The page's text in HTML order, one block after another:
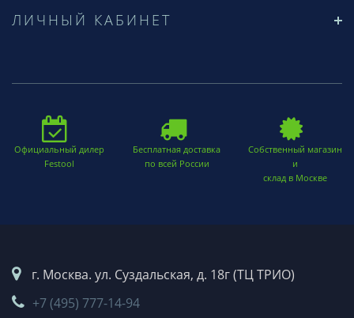
ЛИЧНЫЙ КАБИНЕТ
Официальный дилер
Festool
Бесплатная доставка
по всей России
Собственный магазин
и
склад в Москве
г. Москва. ул. Суздальская, д. 18г (ТЦ ТРИО)
+7 (495) 777-14-94